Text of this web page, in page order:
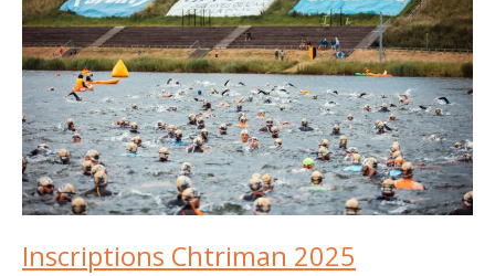
Inscriptions Chtriman 2025